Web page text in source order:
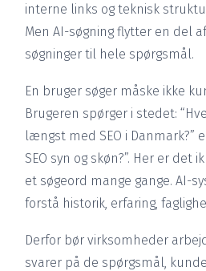
interne links og teknisk
Men AI-søgning flytter en del
søgninger til hele spørgsmål.
En bruger søger måske ikke
Brugeren spørger i stedet:
længst med SEO i Danmark?”
SEO syn og skøn?”. Her er
et søgeord mange gange. AI-
forstå historik, erfaring,
Derfor bør virksomheder
svarer på de spørgsmål,